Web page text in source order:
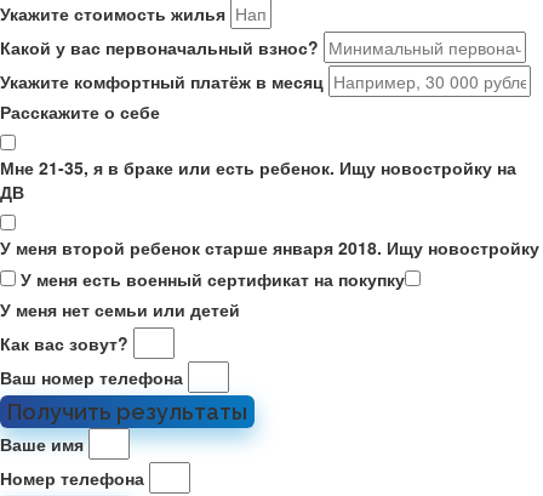
Укажите стоимость жилья
Какой у вас первоначальный взнос?
Укажите комфортный платёж в месяц
Расскажите о себе
Мне 21-35, я в браке или есть ребенок. Ищу новостройку на
ДВ
У меня второй ребенок старше января 2018. Ищу новостройку
У меня есть военный сертификат на покупку
У меня нет семьи или детей
Как вас зовут?
Ваш номер телефона
Получить результаты
Ваше имя
Номер телефона